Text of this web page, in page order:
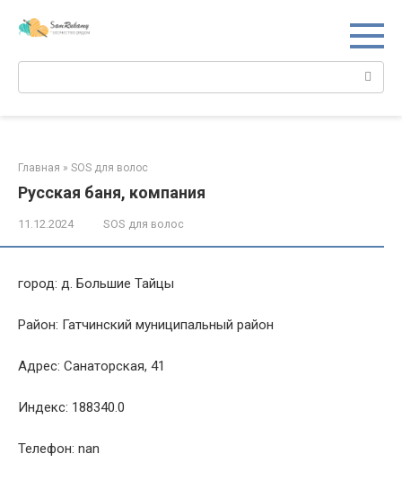
Главная » SOS для волос
Русская баня, компания
11.12.2024 SOS для волос
город: д. Большие Тайцы
Район: Гатчинский муниципальный район
Адрес: Санаторская, 41
Индекс: 188340.0
Телефон: nan